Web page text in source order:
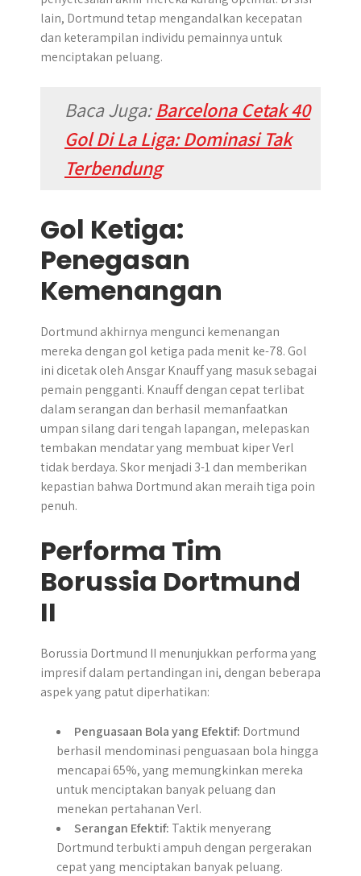
lain, Dortmund tetap mengandalkan kecepatan
dan keterampilan individu pemainnya untuk
menciptakan peluang.
Baca Juga:Barcelona Cetak 40
Gol Di La Liga: Dominasi Tak
Terbendung
Gol Ketiga:
Penegasan
Kemenangan
Dortmund akhirnya mengunci kemenangan
mereka dengan gol ketiga pada menit ke-78. Gol
ini dicetak oleh Ansgar Knauff yang masuk sebagai
pemain pengganti. Knauff dengan cepat terlibat
dalam serangan dan berhasil memanfaatkan
umpan silang dari tengah lapangan, melepaskan
tembakan mendatar yang membuat kiper Verl
tidak berdaya. Skor menjadi 3-1 dan memberikan
kepastian bahwa Dortmund akan meraih tiga poin
penuh.
Performa Tim
Borussia Dortmund
II
Borussia Dortmund II menunjukkan performa yang
impresif dalam pertandingan ini, dengan beberapa
aspek yang patut diperhatikan:
Penguasaan Bola yang Efektif: Dortmund
berhasil mendominasi penguasaan bola hingga
mencapai 65%, yang memungkinkan mereka
untuk menciptakan banyak peluang dan
menekan pertahanan Verl.
Serangan Efektif: Taktik menyerang
Dortmund terbukti ampuh dengan pergerakan
cepat yang menciptakan banyak peluang.